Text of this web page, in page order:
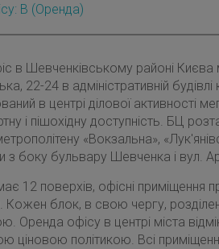
B (оренда)
в Шевченківському районі
22-24 в адміністративній
в центрі ділової активності
і пішохідну доступність. БЦ
«Вокзальна»,
з боку бульвару Шевченка і вул.
12 поверхів, офісні приміщення
Кожен блок, в свою чергу,
Оренда офісу в центрі міста
ціновою політикою. Всі